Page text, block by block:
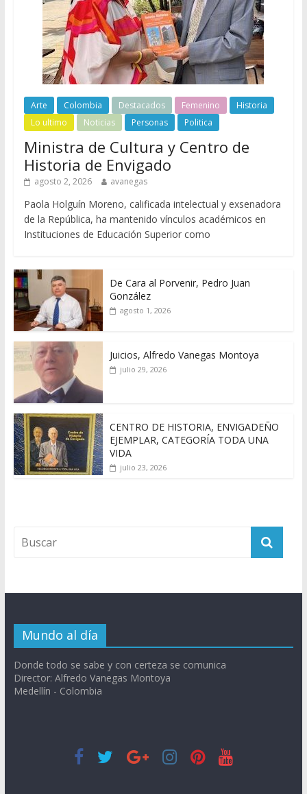
Arte Colombia Destacados Femenino
Historia
Lo ultimo
Noticias Personas Politica
Ministra de Cultura y Centro de
Historia de Envigado
agosto 2, 2026 avanegas
Paola Holguín Moreno, calificada intelectual y exsenadora
de la República, ha mantenido vínculos académicos en
Instituciones de Educación Superior como
De Cara al Porvenir, Pedro Juan
González
agosto 1, 2026
Juicios, Alfredo Vanegas Montoya
julio 29, 2026
CENTRO DE HISTORIA, ENVIGADEÑO
EJEMPLAR, CATEGORÍA TODA UNA
VIDA
julio 23, 2026
Mundo al día
Donde todo se sabe y con certeza se comunica
Director: Alfredo Vanegas Montoya
Medellín - Colombia